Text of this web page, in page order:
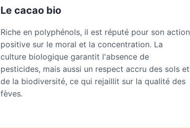
Le cacao bio
Riche en polyphénols, il est réputé pour son action
positive sur le moral et la concentration. La
culture biologique garantit l'absence de
pesticides, mais aussi un respect accru des sols et
de la biodiversité, ce qui rejaillit sur la qualité des
fèves.